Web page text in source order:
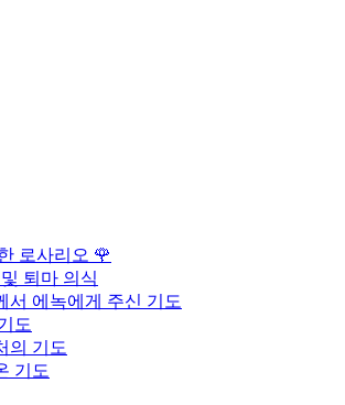
로사리오 🌹
퇴마 의식
서 에녹에게 주신 기도
도
의 기도
기도